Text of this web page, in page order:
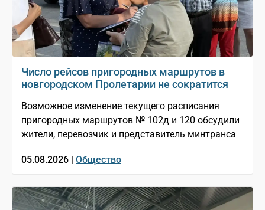
Число рейсов пригородных маршрутов в
новгородском Пролетарии не сократится
Возможное изменение текущего расписания
пригородных маршрутов № 102д и 120 обсудили
жители, перевозчик и представитель минтранса
05.08.2026 | Общество